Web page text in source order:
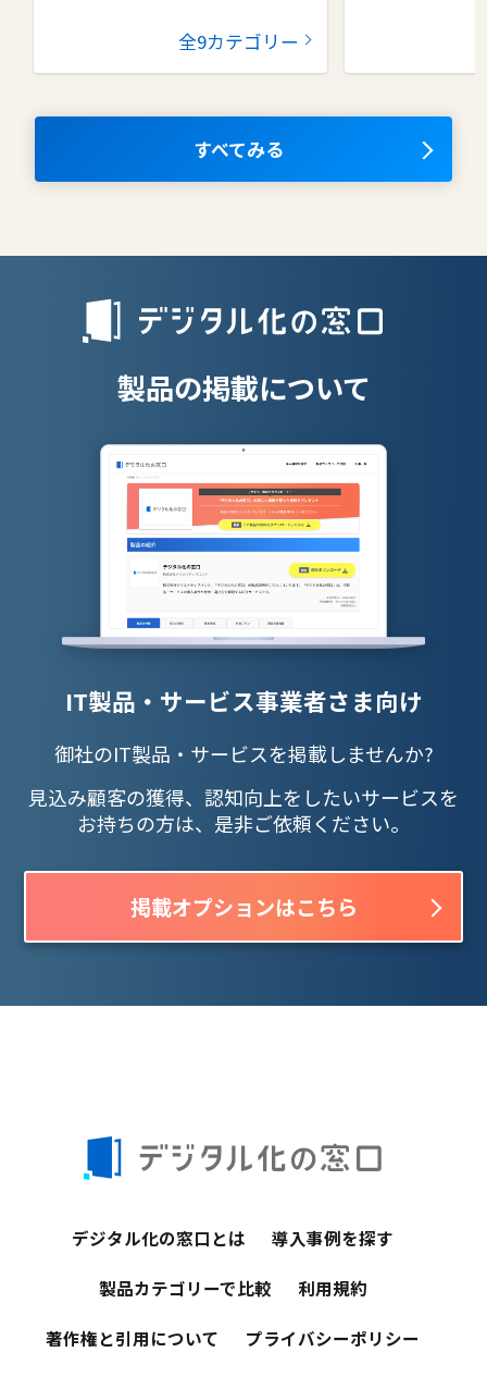
グループウェア
コラボレーションツール
ナレッジマネジメントツール
全9カテゴリー
タレントマ
OKRツール
授業支援シス
すべてみる
製品の掲載について
IT製品・サービス事業者さま向け
御社のIT製品・サービスを掲載しませんか?
見込み顧客の獲得、認知向上をしたいサービスを
お持ちの方は、是非ご依頼ください。
掲載オプションはこちら
デジタル化の窓口とは 導入事例を探す
製品カテゴリーで比較 利用規約
著作権と引用について プライバシーポリシー